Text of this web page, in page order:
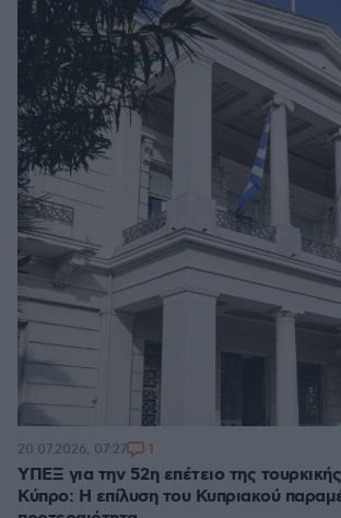
ΥΠΕΞ για την 52η επέτειο της
Κύπρο: Η επίλυση του Κυπριακού
20.07.2026, 07:27 1